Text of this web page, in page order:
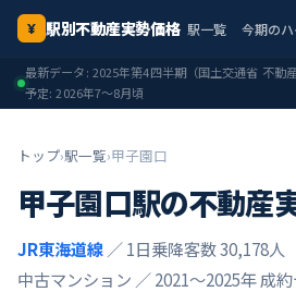
¥ 駅別不動産実勢価格 駅一覧 今期の
最新データ: 2025年第4四半期（国土交通省 不動
予定:2026年7〜8月頃
トップ›駅一覧›甲子園口
甲子園口駅の不動産
JR東海道線 ／ 1日乗降客数 30,178人
中古マンション ／2021〜2025年成